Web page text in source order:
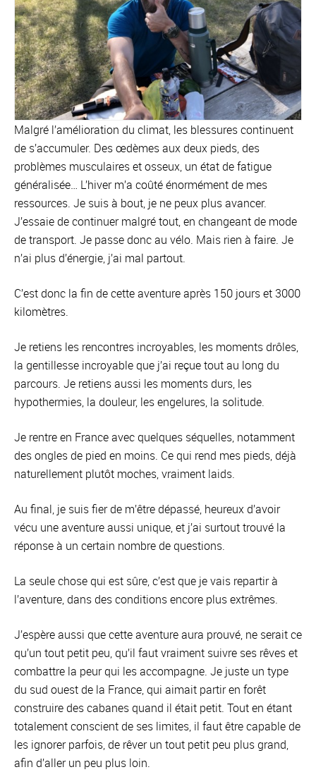
Malgré l’amélioration du climat, les blessures continuent
de s’accumuler. Des œdèmes aux deux pieds, des
problèmes musculaires et osseux, un état de fatigue
généralisée… L’hiver m’a coûté énormément de mes
ressources. Je suis à bout, je ne peux plus avancer.
J’essaie de continuer malgré tout, en changeant de mode
de transport. Je passe donc au vélo. Mais rien à faire. Je
n’ai plus d’énergie, j’ai mal partout.
C’est donc la fin de cette aventure après 150 jours et 3000
kilomètres.
Je retiens les rencontres incroyables, les moments drôles,
la gentillesse incroyable que j’ai reçue tout au long du
parcours. Je retiens aussi les moments durs, les
hypothermies, la douleur, les engelures, la solitude.
Je rentre en France avec quelques séquelles, notamment
des ongles de pied en moins. Ce qui rend mes pieds, déjà
naturellement plutôt moches, vraiment laids.
Au final, je suis fier de m’être dépassé, heureux d’avoir
vécu une aventure aussi unique, et j’ai surtout trouvé la
réponse à un certain nombre de questions.
La seule chose qui est sûre, c’est que je vais repartir à
l’aventure, dans des conditions encore plus extrêmes.
J’espère aussi que cette aventure aura prouvé, ne serait ce
qu’un tout petit peu, qu’il faut vraiment suivre ses rêves et
combattre la peur qui les accompagne. Je juste un type
du sud ouest de la France, qui aimait partir en forêt
construire des cabanes quand il était petit. Tout en étant
totalement conscient de ses limites, il faut être capable de
les ignorer parfois, de rêver un tout petit peu plus grand,
afin d’aller un peu plus loin.